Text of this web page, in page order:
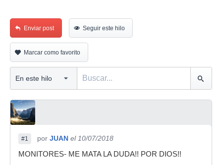
Enviar post Seguir este hilo
Marcar como favorito
#1 por JUAN el 10/07/2018
MONITORES- ME MATA LA DUDA!! POR DIOS!!